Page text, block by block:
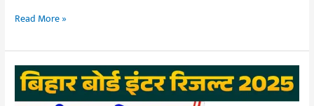
Read More »
BSEB
Bihar